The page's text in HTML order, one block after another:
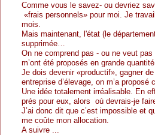
Comme vous le savez- ou devriez
«frais personnels» pour moi. Je
mois.
Mais maintenant, l'état (le
supprimée…
On ne comprend pas - ou ne veut
m’ont été proposés en grande
Je dois devenir «productif», gagner
entreprise d’élevage, on m’a
Une idée totalement irréalisable. En
prés pour eux, alors où devrais-je
J’ai donc dit que c’est impossible et
me coûte mon allocation.
A suivre ...